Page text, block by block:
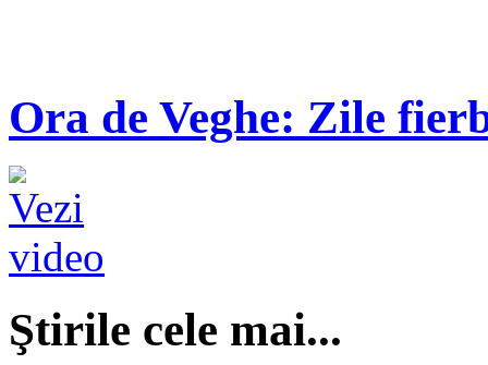
Ora de Veghe: Zile
Ştirile cele mai...